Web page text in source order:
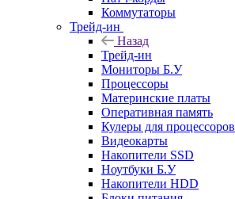
Коммутаторы
Трейд-ин
Назад
Трейд-ин
Мониторы Б.У
Процессоры
Материнские платы
Оперативная память
Кулеры для процессоров
Видеокарты
Накопители SSD
Ноутбуки Б.У
Накопители HDD